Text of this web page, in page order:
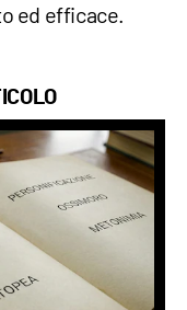
ed efficace.